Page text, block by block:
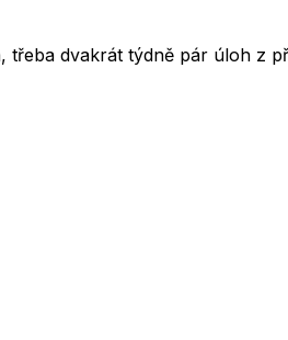
dvakrát týdně pár úloh z